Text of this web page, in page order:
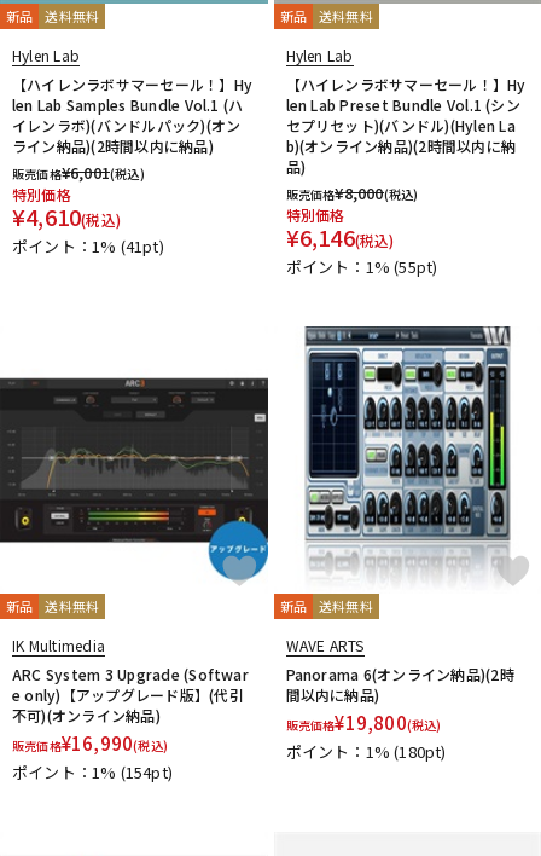
新品 送料無料
Hylen Lab
【ハイレンラボサマーセール！】Hy
len Lab Samples Bundle Vol.1 (ハ
イレンラボ)(バンドルパック)(オン
ライン納品)(2時間以内に納品)
販売価格¥6,001(税込)
特別価格
¥4,610(税込)
ポイント：1% (41pt)
新品 送料無料
Hylen Lab
【ハイレンラボサマーセール！】Hy
len Lab Preset Bundle Vol.1 (シン
セプリセット)(バンドル)(Hylen La
b)(オンライン納品)(2時間以内に納
品)
販売価格¥8,000(税込)
特別価格
¥6,146(税込)
ポイント：1%(55pt)
新品 送料無料
IK Multimedia
ARC System 3 Upgrade (Softwar
e only)【アップグレード版】(代引
不可)(オンライン納品)
販売価格¥16,990(税込)
ポイント：1% (154pt)
新品 送料無料
WAVE ARTS
Panorama 6(オンライン納品)(2時
間以内に納品)
販売価格¥19,800(税込)
ポイント：1%(180pt)